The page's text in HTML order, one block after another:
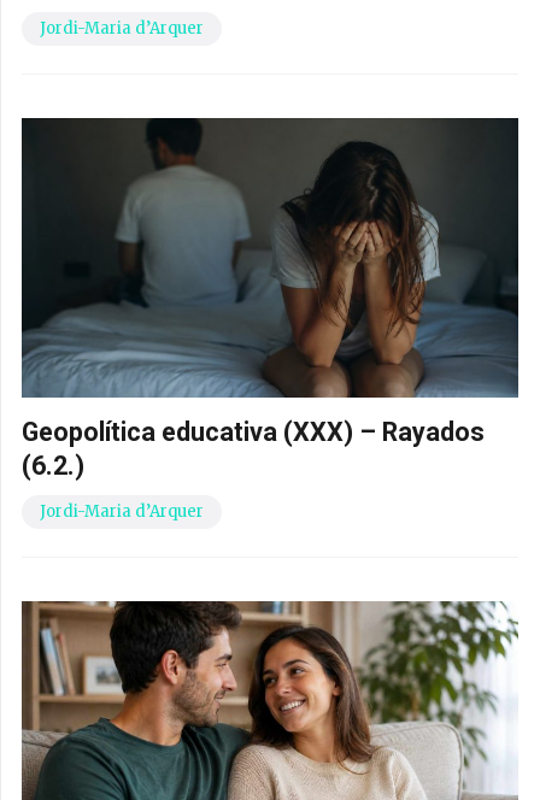
Jordi-Maria d’Arquer
Geopolítica educativa (XXX) – Rayados
(6.2.)
Jordi-Maria d’Arquer